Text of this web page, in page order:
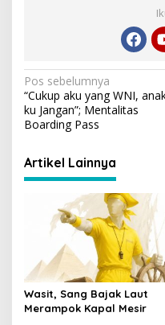
k
o
o
k
N
a
v
i
g
p
o
s
Pos sebelumnya
“Cukup aku yang WNI,
ku Jangan”; Mentalitas
Boarding Pass
Artikel Lainnya
Wasit, Sang Bajak Laut
Merampok Kapal Mesir